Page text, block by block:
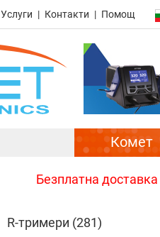
Услуги Контакти Помощ
Комет
Безплатна
R-тримери (281)